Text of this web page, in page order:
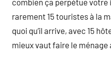
combien ça perpétue votre
rarement 15 touristes à la
quoi qu’il arrive, avec 15
mieux vaut faire le ménage